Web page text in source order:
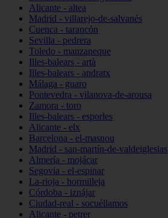
Alicante - altea
Madrid - villarejo-de-salvanés
Cuenca - tarancón
Sevilla - pedrera
Toledo - manzaneque
Illes-balears - artà
Illes-balears - andratx
Málaga - guaro
Pontevedra - vilanova-de-arousa
Zamora - toro
Illes-balears - esporles
Alicante - elx
Barcelona - el-masnou
Madrid - san-martín-de-valdeiglesias
Almería - mojácar
Segovia - el-espinar
La-rioja - hormilleja
Córdoba - iznájar
Ciudad-real - socuéllamos
Alicante - petrer